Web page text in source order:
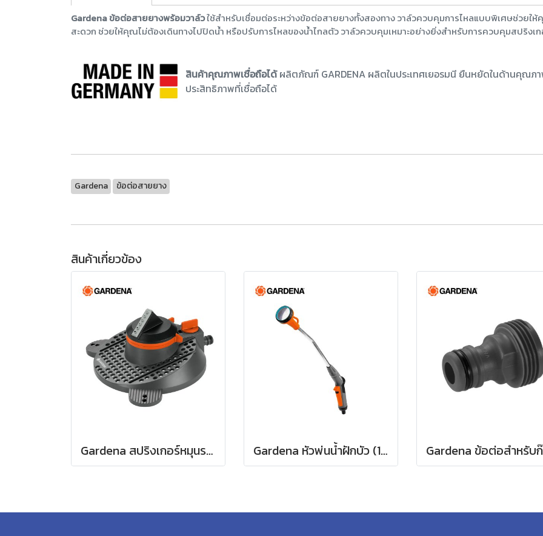
Gardena ข้อต่อสายยางพร้อมวาล์วใช้สำหรับเชื่อมต่อระหว่างข้อต่อสายยางทั้งสองทาง วาล์วควบคุมการไหลแบบพิเศษช่วยใ
สะดวก ช่วยให้คุณไม่ต้องเดินทางไปปิดน้ำ หรือปรับการไหลของน้ำไกลตัว วาล์วควบคุมเหมาะอย่างยิ่งสำหรับการควบคุมสปริงเ
สินค้าคุณภาพเชื่อถือได้ผลิตภัณฑ์ GARDENA ผลิตในประเทศเยอรมนี ยืนหยัดในด้านคุณภ
ประสิทธิภาพที่เชื่อถือได้
Gardena ข้อต่อสายยาง
สินค้าเกี่ยวข้อง
Gardena สปริงเกอร์หมุนรอบแบบปรับได้ Tango (02065-20) Gardena หัวพ่นน้ำฝักบัว (18330-20)